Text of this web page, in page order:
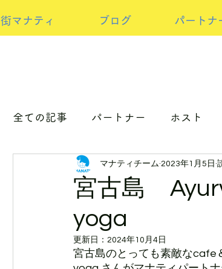
街マナティ ブログ パートナ
全ての記事 パートナー ホスト
パートナーorホスト アップサイ
宮古島
yoga
マナティチーム 2023年1月5日
更新日： 2024年10月4日
宮古島のとっても素敵な